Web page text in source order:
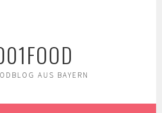
AUS BAYERN